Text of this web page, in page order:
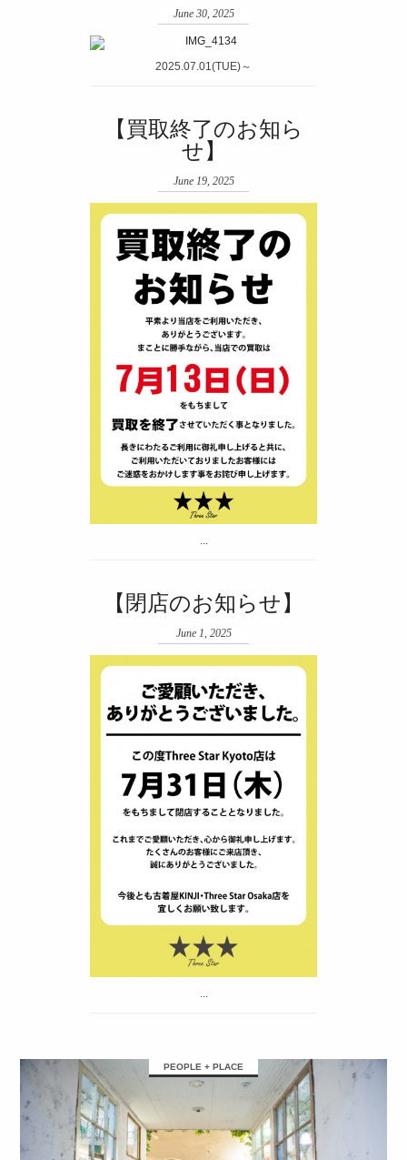
June 30, 2025
2025.07.01(TUE)～
【買取終了のお知ら
せ】
June 19, 2025
...
【閉店のお知らせ】
June 1, 2025
...
PEOPLE + PLACE